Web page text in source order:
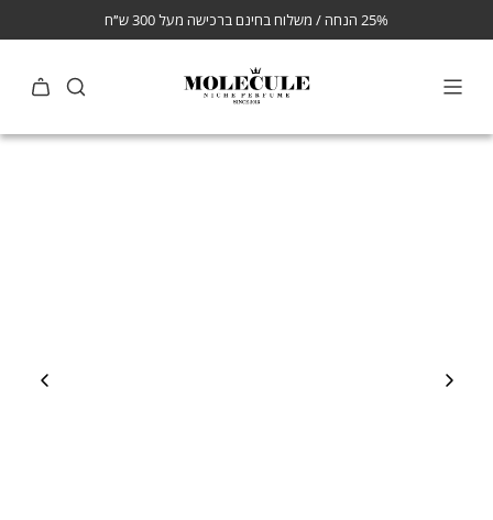
ל
ו
25% הנחה / משלוח בחינם ברכישה מעל 300 ש״ח